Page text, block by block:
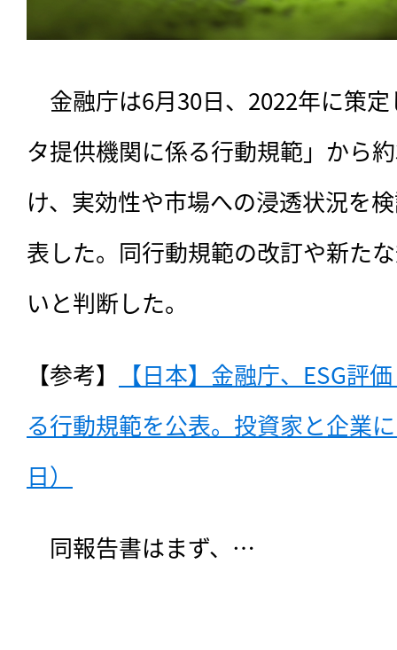
金融庁は6月30日、2022年に策定
タ提供機関に係る行動規範」から
け、実効性や市場への浸透状況を
表した。同行動規範の改訂や新た
いと判断した。
【参考】
【日本】金融庁、ESG評
る行動規範を公表。投資家と企業
日）
同報告書はまず、…